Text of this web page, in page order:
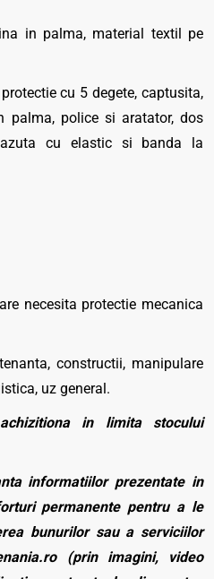
in palma, material textil pe
cu 5 degete, captusita,
palma, police si aratator, dos
cu elastic si banda la
necesita protectie mecanica
constructii, manipulare
uz general.
in limita stocului
informatiilor prezentate in
permanente pentru a le
bunurilor sau a serviciilor
(prin imagini, video